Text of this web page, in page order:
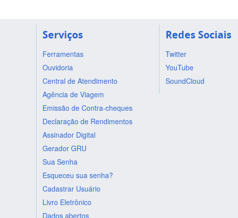
Serviços
Ferramentas
Ouvidoria
Central de Atendimento
Agência de Viagem
Emissão de Contra-cheques
Declaração de Rendimentos
Assinador Digital
Gerador GRU
Sua Senha
Esqueceu sua senha?
Cadastrar Usuário
Livro Eletrônico
Dados abertos
Redes Sociais
Twitter
YouTube
SoundCloud